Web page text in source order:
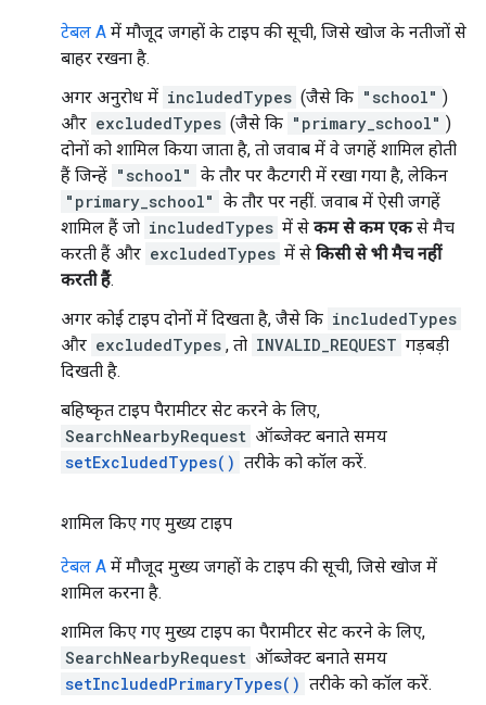
टेबल A में मौजूद जगहों के टाइप की सूची, जिसे खोज के नतीजों से
बाहर रखना है.
अगर अनुरोध में includedTypes (जैसे कि "school" )
और excludedTypes (जैसे कि "primary_school" )
दोनों को शामिल किया जाता है, तो जवाब में वे जगहें शामिल होती
हैं जिन्हें "school" के तौर पर कैटगरी में रखा गया है, लेकिन
"primary_school" के तौर पर नहीं. जवाब में ऐसी जगहें
शामिल हैं जो includedTypes में से कम से कम एकसे मैच
करती हैं और excludedTypes में से किसी से भी मैच नहीं
करती हैं.
अगर कोई टाइप दोनों में दिखता है, जैसे कि includedTypes
और excludedTypes , तो INVALID_REQUEST गड़बड़ी
दिखती है.
बहिष्कृत टाइप पैरामीटर सेट करने के लिए,
SearchNearbyRequest ऑब्जेक्ट बनाते समय
setExcludedTypes() तरीके को कॉल करें.
शामिल किए गए मुख्य टाइप
टेबल A में मौजूद मुख्य जगहों के टाइप की सूची, जिसे खोज में
शामिल करना है.
शामिल किए गए मुख्य टाइप का पैरामीटर सेट करने के लिए,
SearchNearbyRequest ऑब्जेक्ट बनाते समय
setIncludedPrimaryTypes() तरीके को कॉल करें.